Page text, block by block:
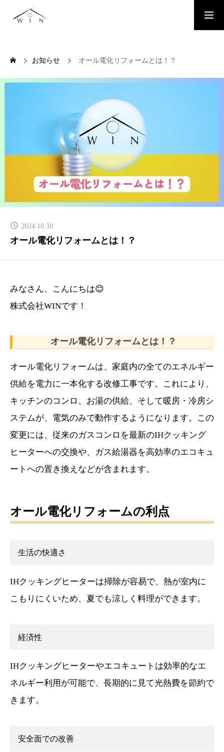
PLAN
お得なリフォームプラン
SERVICE
お住まいのリフォームリノベーション
PRICE
お問い合わせ
最新情報
Q&A
よくあるご質問
ENTRY
求人採用情報
お知らせ オール電化リフォームとは！？
2024.10.30
オール電化リフォームとは！？
みなさん、こんにちは😊
株式会社WINです！
オール電化リフォームとは！？
オール電化リフォームは、家庭内の全てのエネルギー
供給を電力に一本化する改修工事です。これにより、
キッチンのコンロ、お湯の供給、そして暖房・冷房シ
ステムが、電気のみで動作するようになります。この
変更には、従来のガスコンロを最新のIHクッキング
ヒーターへの交換や、ガス給湯器を高効率のエコキュ
ートへの置き換えなどが含まれます。
オール電化リフォームの利点
生活の快適さ
IHクッキングヒーターは掃除が容易で、熱が室内に
こもりにくいため、夏でも涼しく料理ができます。
経済性
IHクッキングヒーターやエコキュートは効率的なエ
ネルギー利用が可能で、長期的に見て光熱費を節約で
きます。
安全面での改善